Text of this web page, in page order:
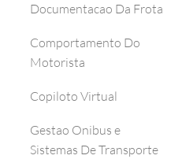
Documentacao Da Frota
Comportamento Do
Motorista
Copiloto Virtual
Gestao Onibus e
Sistemas De Transporte